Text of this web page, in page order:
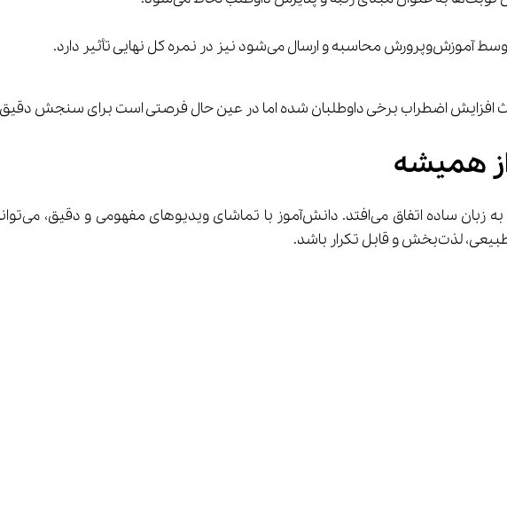
در نمره کل نهایی تأثیر دارد.
برخی داوطلبان شده اما در عین حال فرصتی است برای سنجش دقیق‌تر عملکرد داوطلب در نوبت دوم و ارائه کارنامه‌ای جامع و منصفانه.